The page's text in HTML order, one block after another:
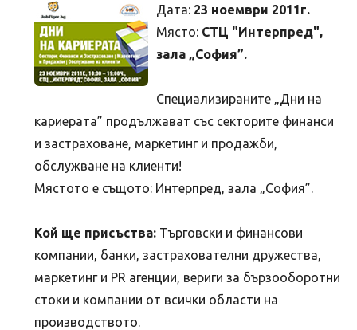
Дата: 23 ноември 2011г.
Място: СТЦ "Интерпред",
зала „София”.
Специализираните „Дни на
кариерата” продължават със секторите финанси
и застраховане, маркетинг и продажби,
обслужване на клиенти!
Мястото е същото: Интерпред, зала „София”.
Кой ще присъства: Tърговски и финансови
компании, банки, застрахователни дружества,
маркетинг и PR агенции, вериги за бързооборотни
стоки и компании от всички области на
производството.